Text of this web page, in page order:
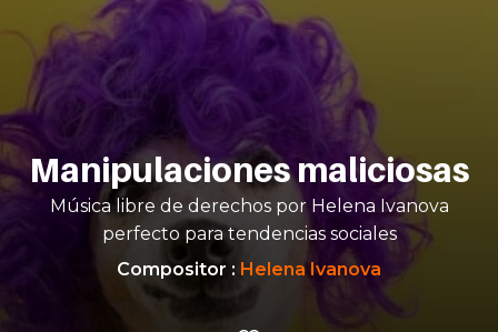
Manipulaciones maliciosas
Música libre de derechos por Helena Ivanova
perfecto para tendencias sociales
Compositor : Helena Ivanova